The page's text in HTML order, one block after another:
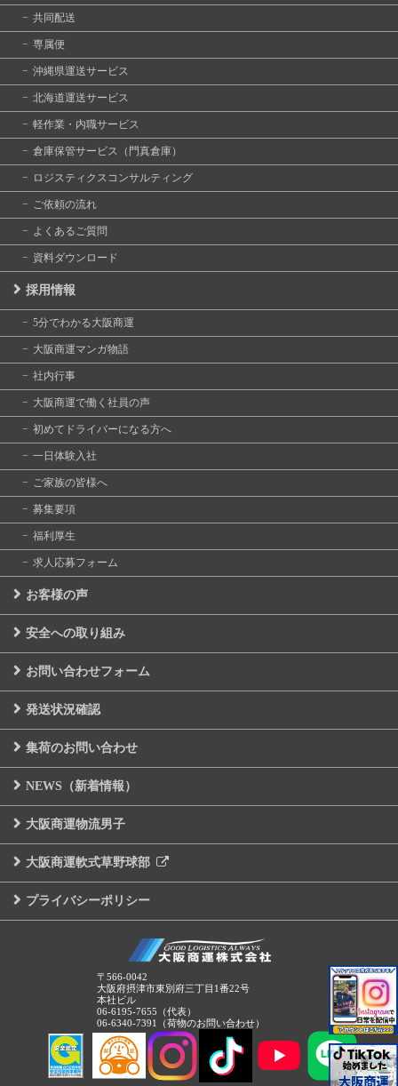
共同配送
専属便
沖縄県運送サービス
北海道運送サービス
軽作業・内職サービス
倉庫保管サービス（門真倉庫）
ロジスティクスコンサルティング
ご依頼の流れ
よくあるご質問
資料ダウンロード
採用情報
5分でわかる大阪商運
大阪商運マンガ物語
社内行事
大阪商運で働く社員の声
初めてドライバーになる方へ
一日体験入社
ご家族の皆様へ
募集要項
福利厚生
求人応募フォーム
お客様の声
安全への取り組み
お問い合わせフォーム
発送状況確認
集荷のお問い合わせ
NEWS（新着情報）
大阪商運物流男子
大阪商運軟式草野球部
プライバシーポリシー
〒566-0042
大阪府摂津市東別府三丁目1番22号
本社ビル
06-6195-7655（代表）
06-6340-7391（荷物のお問い合わせ）